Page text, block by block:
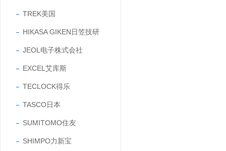
TREK美国
HIKASA GIKEN日笠技研
JEOL电子株式会社
EXCEL艾库斯
TECLOCK得乐
TASCO日本
SUMITOMO住友
SHIMPO力新宝